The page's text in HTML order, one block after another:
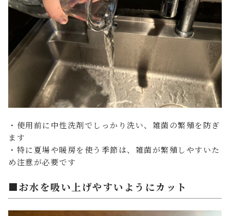
・使用前に中性洗剤でしっかり洗い、雑菌の繁殖を防ぎ
ます
・特に夏場や暖房を使う季節は、雑菌が繁殖しやすいた
め注意が必要です
■お水を吸い上げやすいようにカット